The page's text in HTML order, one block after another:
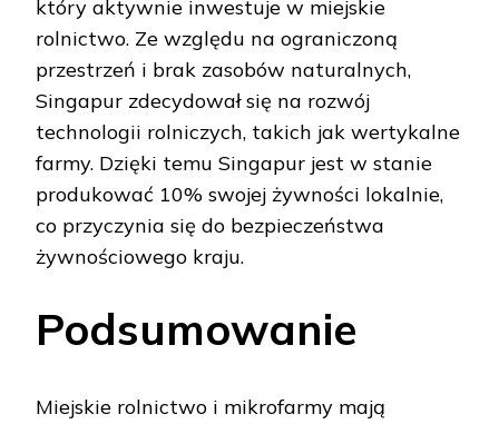
który aktywnie inwestuje w miejskie
rolnictwo. Ze względu na ograniczoną
przestrzeń i brak zasobów naturalnych,
Singapur zdecydował się na rozwój
technologii rolniczych, takich jak wertykalne
farmy. Dzięki temu Singapur jest w stanie
produkować 10% swojej żywności lokalnie,
co przyczynia się do bezpieczeństwa
żywnościowego kraju.
Podsumowanie
Miejskie rolnictwo i mikrofarmy mają